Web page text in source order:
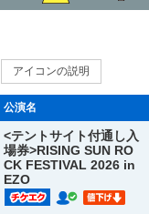
アイコンの説明
公演名
<テントサイト付通し入
場券>RISING SUN RO
CK FESTIVAL 2026 in
EZO